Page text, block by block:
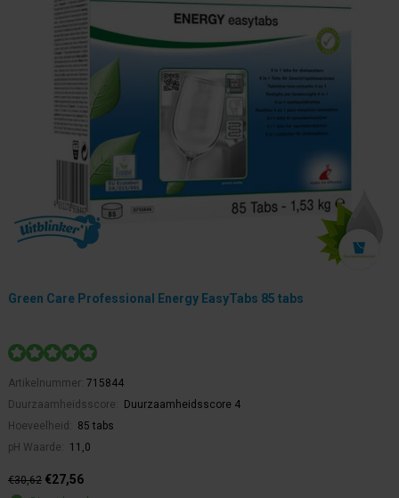
Green Care Professional Energy EasyTabs 85 tabs
Artikelnummer: 715844
Duurzaamheidsscore:
Duurzaamheidsscore 4
Hoeveelheid:
85 tabs
pH Waarde:
11,0
€30,62 €27,56